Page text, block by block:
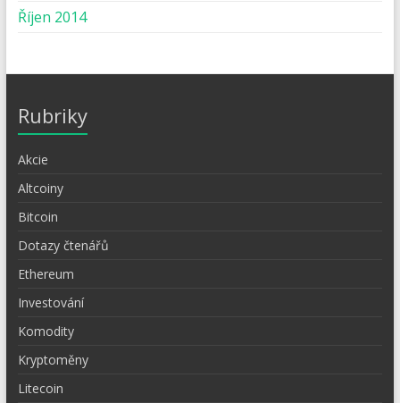
Říjen 2014
Rubriky
Akcie
Altcoiny
Bitcoin
Dotazy čtenářů
Ethereum
Investování
Komodity
Kryptoměny
Litecoin